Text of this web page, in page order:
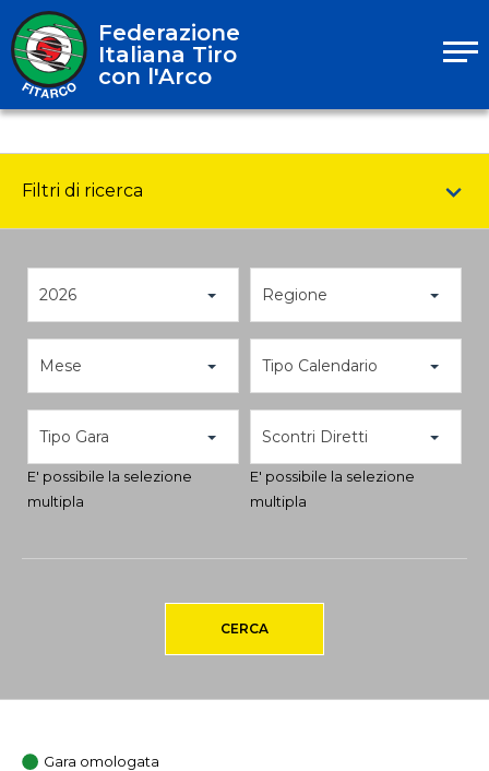
Federazione
Italiana Tiro
con l'Arco
Filtri di ricerca
2026 Regione
Mese Tipo Calendario
Tipo Gara
E' possibile la selezione
multipla
Scontri Diretti
E' possibile la selezione
multipla
CERCA
Gara omologata